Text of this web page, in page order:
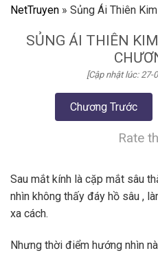
NetTruyen » Sủng Ái Thiên
SỦNG ÁI THIÊN
[Cập nhật lúc: 27-
Chương Trước
Rate
Sau mắt kính là cặp mắt sâu
nhìn không thấy đáy hồ sâu ,
xa cách.
Nhưng thời điểm hướng nhìn